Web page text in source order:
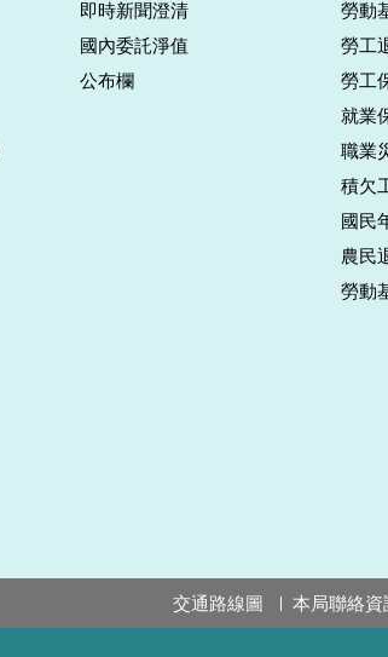
即時新聞澄清
國內委託淨值
公布欄
勞動
勞工
勞工
就業
職業
積欠
國民
農民
勞動
交通路線圖 本局聯絡資